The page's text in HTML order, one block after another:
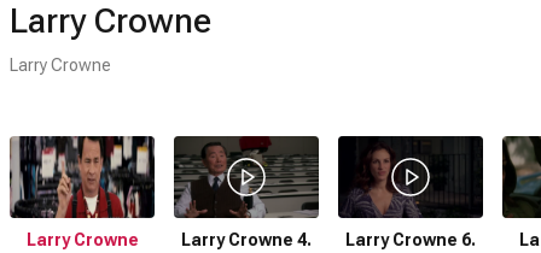
Larry Crowne
Larry Crowne
Larry Crowne
Larry Crowne 4.
Larry Crowne 6.